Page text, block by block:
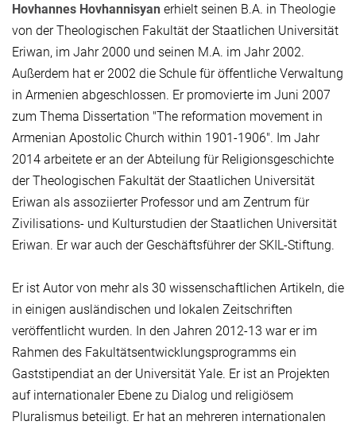
Hovhannes Hovhannisyan erhielt seinen B.A. in Theologie
von der Theologischen Fakultät der Staatlichen Universität
Eriwan, im Jahr 2000 und seinen M.A. im Jahr 2002.
Außerdem hat er 2002 die Schule für öffentliche Verwaltung
in Armenien abgeschlossen. Er promovierte im Juni 2007
zum Thema Dissertation "The reformation movement in
Armenian Apostolic Church within 1901-1906". Im Jahr
2014 arbeitete er an der Abteilung für Religionsgeschichte
der Theologischen Fakultät der Staatlichen Universität
Eriwan als assoziierter Professor und am Zentrum für
Zivilisations- und Kulturstudien der Staatlichen Universität
Eriwan. Er war auch der Geschäftsführer der SKIL-Stiftung.
Er ist Autor von mehr als 30 wissenschaftlichen Artikeln, die
in einigen ausländischen und lokalen Zeitschriften
veröffentlicht wurden. In den Jahren 2012-13 war er im
Rahmen des Fakultätsentwicklungsprogramms ein
Gaststipendiat an der Universität Yale. Er ist an Projekten
auf internationaler Ebene zu Dialog und religiösem
Pluralismus beteiligt. Er hat an mehreren internationalen